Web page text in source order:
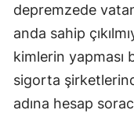
depremzede
anda sahip
kimlerin yapması
sigorta
adına hesap